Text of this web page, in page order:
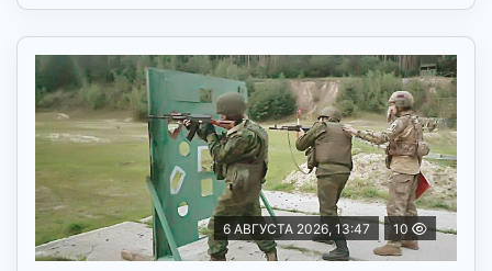
6 АВГУСТА 2026, 13:47 10